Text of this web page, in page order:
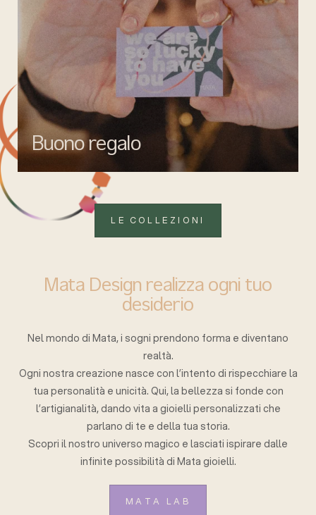
Buono regalo
Quando vuoi fare un regalo firmato Mata gioielli, ma lasciare la
libertà di scegliere ciò che più rappresenta.
LE COLLEZIONI
Mata Design realizza ogni tuo
desiderio
Nel mondo di Mata, i sogni prendono forma e diventano
realtà.
Ogni nostra creazione nasce con l’intento di rispecchiare la
tua personalità e unicità. Qui, la bellezza si fonde con
l’artigianalità, dando vita a gioielli personalizzati che
parlano di te e della tua storia.
Scopri il nostro universo magico e lasciati ispirare dalle
infinite possibilità di Mata gioielli.
MATA LAB